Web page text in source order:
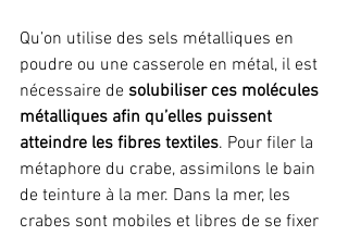
Qu’on utilise des sels métalliques en
poudre ou une casserole en métal, il est
nécessaire de solubiliser ces molécules
métalliques afin qu’elles puissent
atteindre les fibres textiles. Pour filer la
métaphore du crabe, assimilons le bain
de teinture à la mer. Dans la mer, les
crabes sont mobiles et libres de se fixer